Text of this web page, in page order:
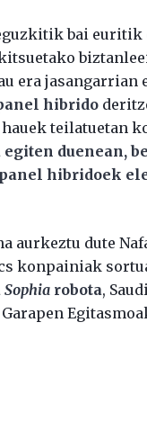
bai euritik
era jasangarrian
hibrido
teilatuetan
duenean,
hibridoek
aurkeztu dute
konpainiak
Sophia robota,